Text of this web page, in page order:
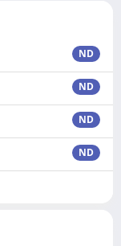
ND
ND
ND
ND